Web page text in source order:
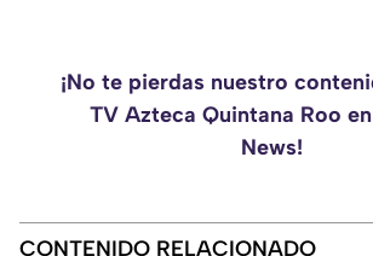
¡No te pierdas nuestro
TV Azteca Quintana Roo
News!
CONTENIDO RELACIONADO